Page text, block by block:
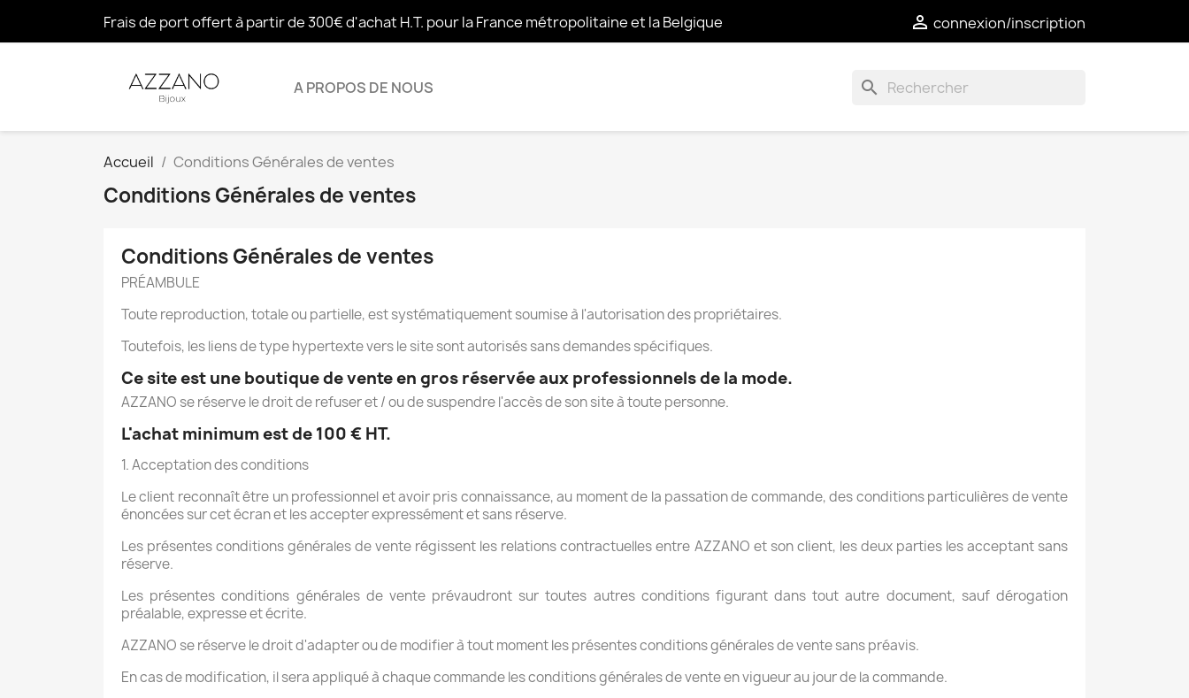
Frais de port offert à partir de 300€ d'achat H.T. pour la France métropolitaine et la Belgique  connexion/inscription
search
A PROPOS DE NOUS
Accueil Conditions Générales de ventes
Conditions Générales de ventes
Conditions Générales de ventes
PRÉAMBULE
Toute reproduction, totale ou partielle, est systématiquement soumise à l'autorisation des propriétaires.
Toutefois, les liens de type hypertexte vers le site sont autorisés sans demandes spécifiques.
Ce site est une boutique de vente en gros réservée aux professionnels de la mode.
AZZANO se réserve le droit de refuser et / ou de suspendre l'accès de son site à toute personne.
L'achat minimum est de 100 € HT.
1. Acceptation des conditions
Le client reconnaît être un professionnel et avoir pris connaissance, au moment de la passation de commande, des conditions particulières de vente
énoncées sur cet écran et les accepter expressément et sans réserve.
Les présentes conditions générales de vente régissent les relations contractuelles entre AZZANO et son client, les deux parties les acceptant sans
réserve.
Les présentes conditions générales de vente prévaudront sur toutes autres conditions figurant dans tout autre document, sauf dérogation
préalable, expresse et écrite.
AZZANO se réserve le droit d'adapter ou de modifier à tout moment les présentes conditions générales de vente sans préavis.
En cas de modification, il sera appliqué à chaque commande les conditions générales de vente en vigueur au jour de la commande.